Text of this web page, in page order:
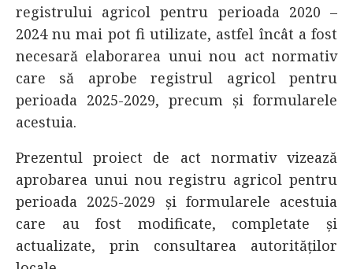
registrului agricol pentru perioada 2020 –
2024 nu mai pot fi utilizate, astfel încât a fost
necesară elaborarea unui nou act normativ
care să aprobe registrul agricol pentru
perioada 2025-2029, precum și formularele
acestuia.
Prezentul proiect de act normativ vizează
aprobarea unui nou registru agricol pentru
perioada 2025-2029 și formularele acestuia
care au fost modificate, completate și
actualizate, prin consultarea autorităților